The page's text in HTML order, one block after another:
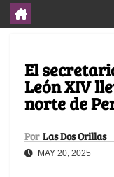
El
León XIV
norte de
Por Las Dos Orillas
MAY 20, 2025